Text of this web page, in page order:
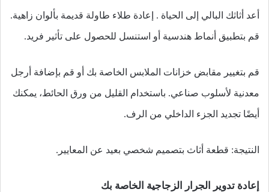
أعد أثاثك البالي إلى الحياة . إعادة طلاء طاولة قديمة بألوان زاهية.
قم بتطبيق أنماط هندسية أو استنسل للحصول على تأثير فريد.
قم بتغيير مقابض خزانات الملابس الخاصة بك أو قم بإضافة أرجل
معدنية لأسلوب صناعي. باستخدام القليل من ورق الحائط، يمكنك
أيضًا تجديد الجزء الداخلي من الرف.
النتيجة: قطعة أثاث بتصميم شخصي بعيد عن المعايير.
إعادة تدوير الجرار الزجاجية الخاصة بك